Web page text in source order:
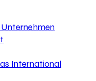
International